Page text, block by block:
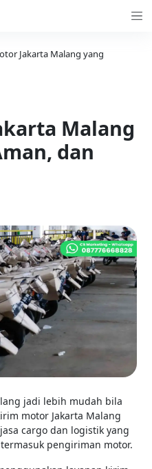
Jakarta Malang yang
Malang
dan
jadi lebih mudah bila
motor Jakarta Malang
cargo dan logistik yang
pengiriman motor.